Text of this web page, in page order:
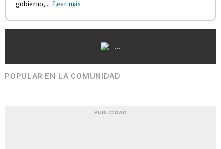
gobierno,... Leer más
...
POPULAR EN LA COMUNIDAD
PUBLICIDAD